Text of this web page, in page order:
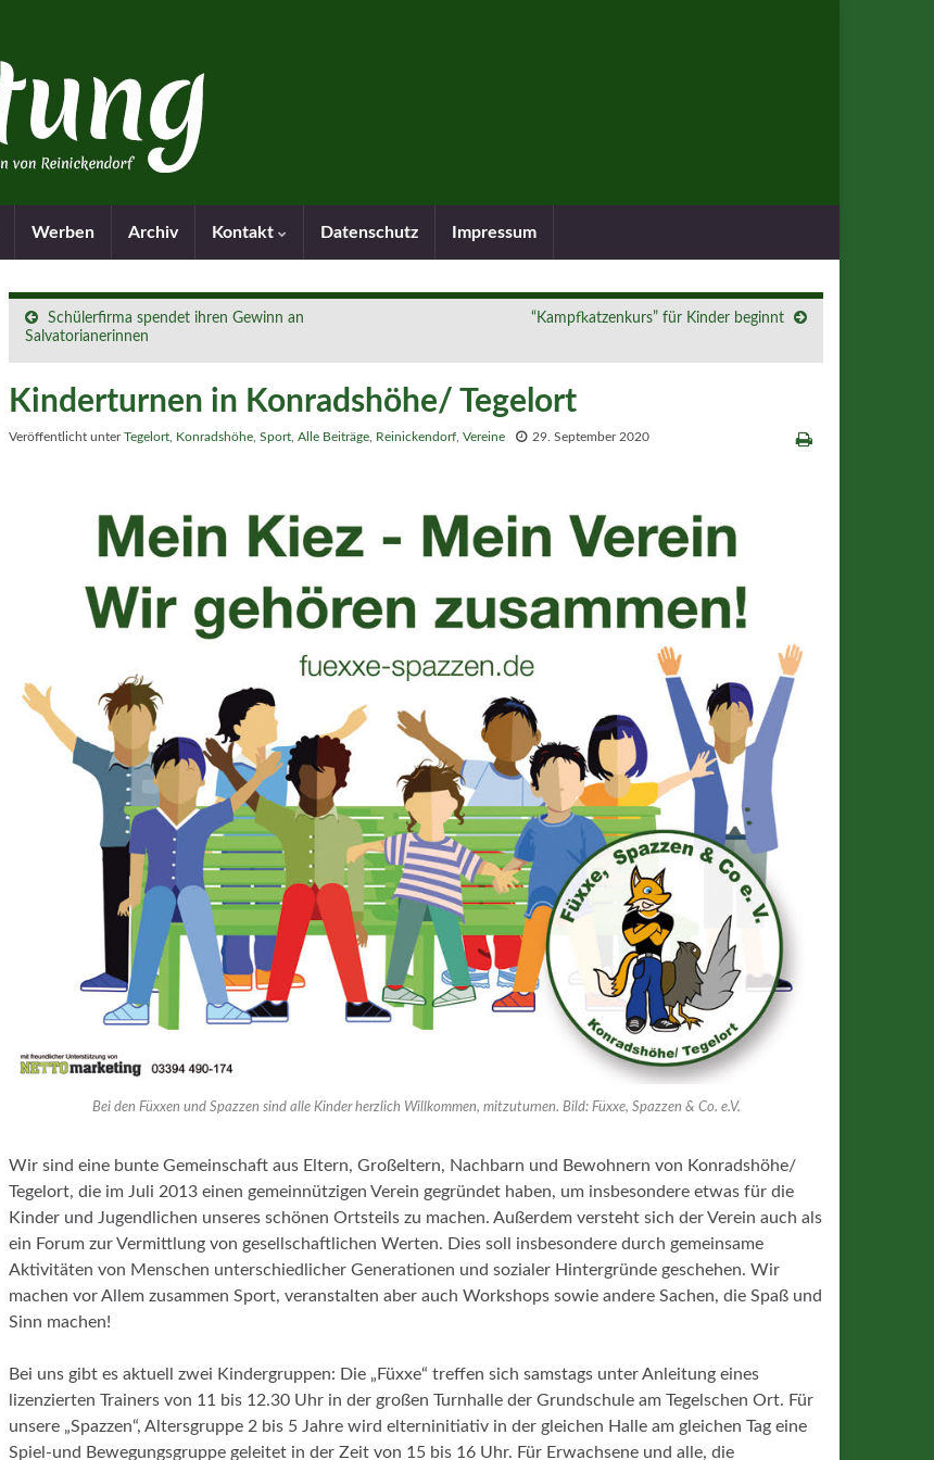
Werben Archiv Kontakt Datenschutz Impressum
Schülerfirma spendet ihren Gewinn an
Salvatorianerinnen
“Kampfkatzenkurs” für Kinder beginnt
Kinderturnen in Konradshöhe/ Tegelort
Veröffentlicht unterTegelort Konradshöhe Sport Alle Beiträge Reinickendorf Vereine 29. September 2020
Bei den Füxxen und Spazzen sind alle Kinder herzlich Willkommen, mitzuturnen. Bild: Füxxe, Spazzen & Co. e.V.
Wir sind eine bunte Gemeinschaft aus Eltern, Großeltern, Nachbarn und Bewohnern von Konradshöhe/
Tegelort, die im Juli 2013 einen gemeinnützigen Verein gegründet haben, um insbesondere etwas für die
Kinder und Jugendlichen unseres schönen Ortsteils zu machen. Außerdem versteht sich der Verein auch als
ein Forum zur Vermittlung von gesellschaftlichen Werten. Dies soll insbesondere durch gemeinsame
Aktivitäten von Menschen unterschiedlicher Generationen und sozialer Hintergründe geschehen. Wir
machen vor Allem zusammen Sport, veranstalten aber auch Workshops sowie andere Sachen, die Spaß und
Sinn machen!
Bei uns gibt es aktuell zwei Kindergruppen: Die „Füxxe“ treffen sich samstags unter Anleitung eines
lizenzierten Trainers von 11 bis 12.30 Uhr in der großen Turnhalle der Grundschule am Tegelschen Ort. Für
unsere „Spazzen“, Altersgruppe 2 bis 5 Jahre wird elterninitiativ in der gleichen Halle am gleichen Tag eine
Spiel-und Bewegungsgruppe geleitet in der Zeit von 15 bis 16 Uhr. Für Erwachsene und alle, die